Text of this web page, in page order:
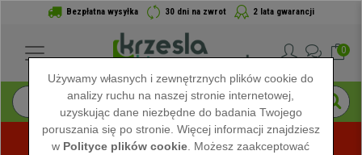
Bezpłatna wysyłka 30 dni na zwrot 2 lata gwarancji
0
Używamy własnych i zewnętrznych plików cookie do
analizy ruchu na naszej stronie internetowej,
uzyskując dane niezbędne do badania Twojego
poruszania się po stronie. Więcej informacji znajdziesz
w Polityce plików cookie . Możesz zaakceptować